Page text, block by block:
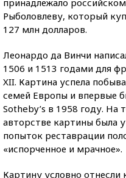
Рыболовлеву, который
127 млн долларов.
Леонардо да Винчи
1506 и 1513 годами для
XII. Картина успела
семей Европы и впервые
Sotheby’s в 1958 году.
авторстве картины была
попыток реставрации
«испорченное и мрачное».
Картину условно отнесли